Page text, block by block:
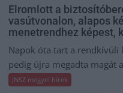
Elromlott a
vasútvonalon, alapos
menetrendhez képest,
Napok óta tart a rendkívüli
pedig újra megadta magát
JNSZ megyei hírek